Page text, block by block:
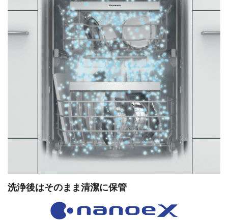
洗浄後はそのまま清潔に保管